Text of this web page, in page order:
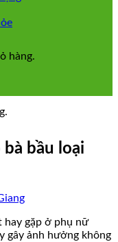
hàng.
bà bầu loại
hay gặp ở phụ nữ
gây ảnh hưởng không